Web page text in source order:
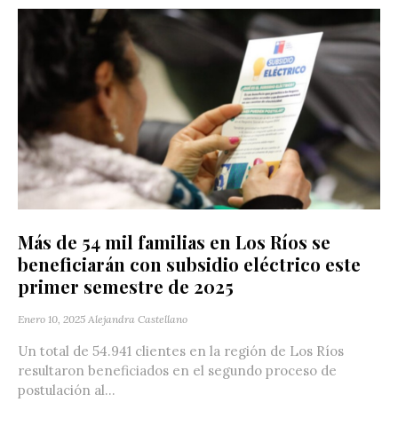
Más de 54 mil familias en Los Ríos se
beneficiarán con subsidio eléctrico este
primer semestre de 2025
Enero 10, 2025 Alejandra Castellano
Un total de 54.941 clientes en la región de Los Ríos
resultaron beneficiados en el segundo proceso de
postulación al...